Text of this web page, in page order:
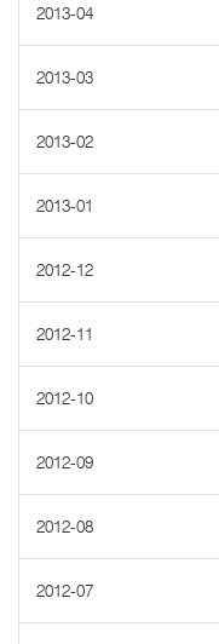
2013-04
2013-03
2013-02
2013-01
2012-12
2012-11
2012-10
2012-09
2012-08
2012-07